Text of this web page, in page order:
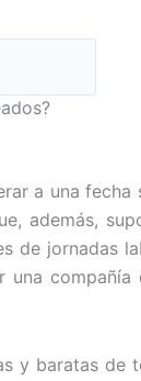
a una
además,
de jornadas
una
y baratas